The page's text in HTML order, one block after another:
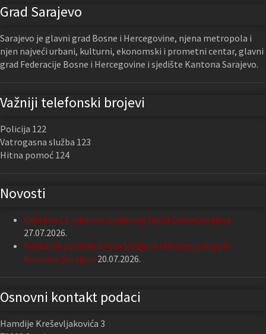
Grad Sarajevo
Sarajevo je glavni grad Bosne i Hercegovine, njena metropola i
njen najveći urbani, kulturni, ekonomski i prometni centar, glavni
grad Federacije Bosne i Hercegovine i sjedište Kantona Sarajevo.
Važniji telefonski brojevi
Policija 122
Vatrogasna služba 123
Hitna pomoć 124
Novosti
Održana 13. sjednica Gradskog vijeća Grada Sarajeva
27.07.2026.
Nastavak podrške Grada Sarajeva Udruženju slijepih
Kantona Sarajevo 20.07.2026.
Osnovni kontakt podaci
Hamdije Kreševljakovića 3